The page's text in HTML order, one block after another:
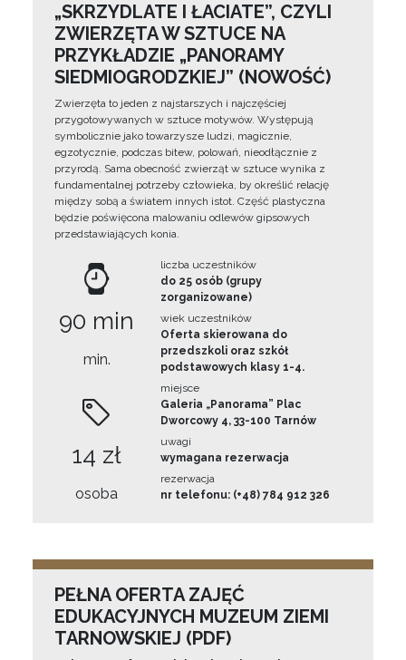
„SKRZYDLATE I ŁACIATE”, CZYLI
ZWIERZĘTA W SZTUCE NA
PRZYKŁADZIE „PANORAMY
SIEDMIOGRODZKIEJ” (NOWOŚĆ)
Zwierzęta to jeden z najstarszych i najczęściej
przygotowywanych w sztuce motywów. Występują
symbolicznie jako towarzysze ludzi, magicznie,
egzotycznie, podczas bitew, polowań, nieodłącznie z
przyrodą. Sama obecność zwierząt w sztuce wynika z
fundamentalnej potrzeby człowieka, by określić relację
między sobą a światem innych istot. Część plastyczna
będzie poświęcona malowaniu odlewów gipsowych
przedstawiających konia.
90 min
min.
14 zł
osoba
liczba uczestników
do 25 osób (grupy
zorganizowane)
wiek uczestników
Oferta skierowana do
przedszkoli oraz szkół
podstawowych klasy 1-4.
miejsce
Galeria „Panorama” Plac
Dworcowy 4, 33-100 Tarnów
uwagi
wymagana rezerwacja
rezerwacja
nr telefonu: (+48) 784 912 326
PEŁNA OFERTA ZAJĘĆ
EDUKACYJNYCH MUZEUM ZIEMI
TARNOWSKIEJ (PDF)